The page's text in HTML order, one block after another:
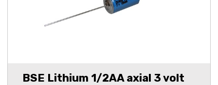
BSE Lithium 1/2AA axial 3 volt